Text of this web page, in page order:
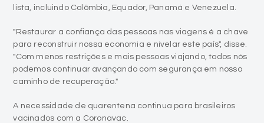
lista, incluindo Colômbia, Equador, Panamá e Venezuela.
"Restaurar a confiança das pessoas nas viagens é a chave
para reconstruir nossa economia e nivelar este país", disse.
"Com menos restrições e mais pessoas viajando, todos nós
podemos continuar avançando com segurança em nosso
caminho de recuperação."
A necessidade de quarentena continua para brasileiros
vacinados com a Coronavac.